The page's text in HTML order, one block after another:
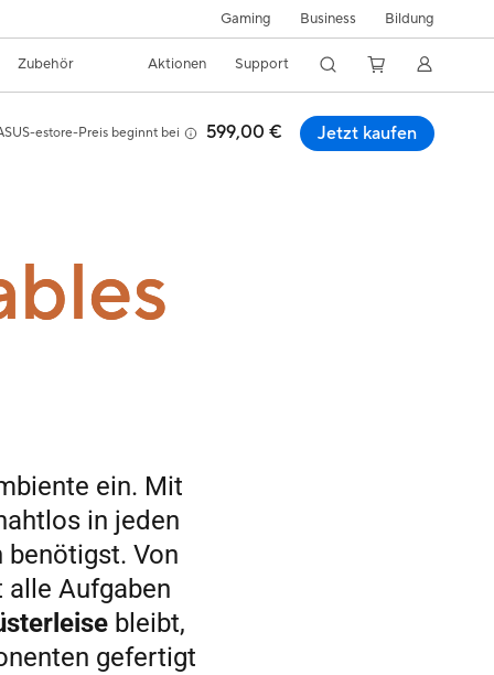
Gaming Business Bildung
Zubehör Aktionen Support
estore-Preis beginnt bei 599,00 € Jetzt kaufen
ein. Mit
in jeden
benötigst. Von
Aufgaben
bleibt,
gefertigt